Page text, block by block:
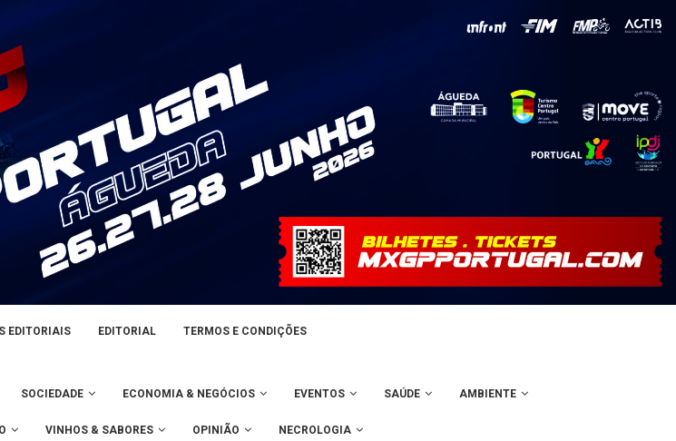
EDITORIAIS EDITORIAL TERMOS E CONDIÇÕES
SOCIEDADE ECONOMIA & NEGÓCIOS EVENTOS SAÚDE AMBIENTE
VINHOS & SABORES OPINIÃO NECROLOGIA